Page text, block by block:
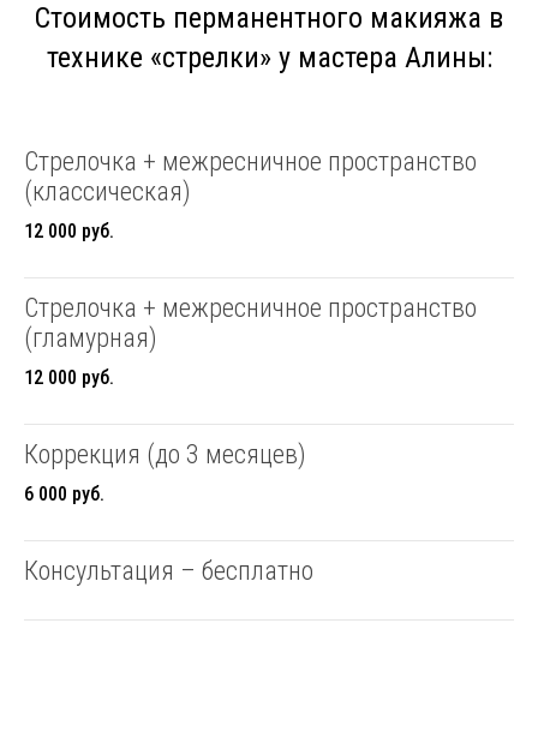
Стоимость перманентного макияжа в
технике «стрелки» у мастера Алины:
Стрелочка + межресничное пространство
(классическая)
12 000 руб.
Стрелочка + межресничное пространство
(гламурная)
12 000 руб.
Коррекция (до 3 месяцев)
6 000 руб.
Консультация – бесплатно